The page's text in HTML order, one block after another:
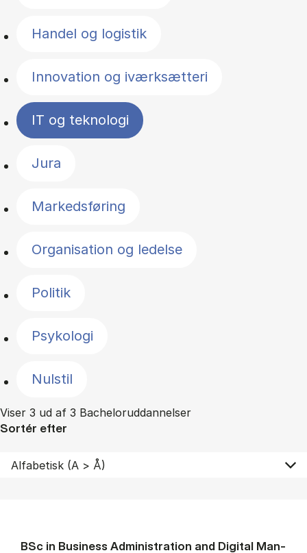
Handel og logistik
Innovation og iværksætteri
IT og teknologi
Jura
Markedsføring
Organisation og ledelse
Politik
Psykologi
Nulstil
Viser 3 ud af 3 Bacheloruddannelser
Sortér efter
BSc in Busi­ness Ad­min­is­tra­tion and Di­git­al Man­